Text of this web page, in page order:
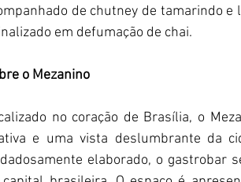
de chutney de tamarindo
em defumação de chai.
o Mezanino
no coração de Brasília, o
e uma vista deslumbrante da
elaborado, o gastrobar